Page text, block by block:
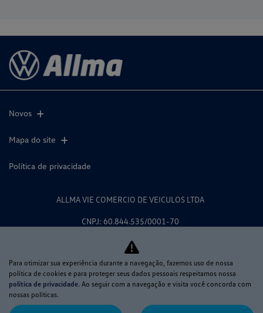
Novos
Mapa do site
Política de privacidade
ALLMA VIE COMERCIO DE VEICULOS LTDA
CNPJ: 60.844.535/0001-70
Desacelere. Seu bem maior é a
vida.
Para otimizar sua experiência durante a navegação, fazemos uso de nossa
política de cookies e para proteger seus dados pessoais respeitamos nossa
política de privacidade. Ao seguir com a navegação e visita você concorda com
nossas políticas.